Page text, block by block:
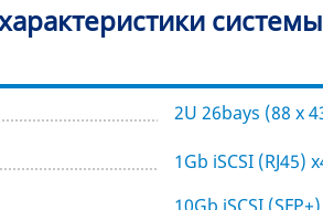
2U 26bays (88 x
1Gb iSCSI (RJ45)